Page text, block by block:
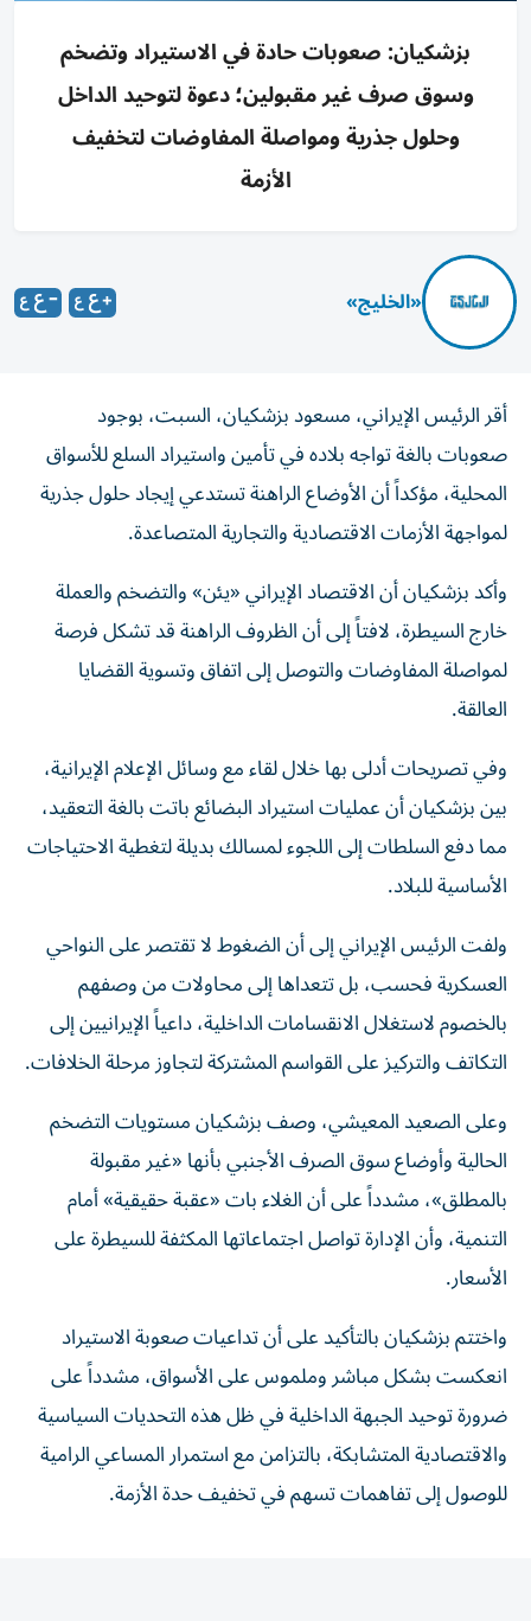
بزشكيان: صعوبات حادة في الاستيراد وتضخم
وسوق صرف غير مقبولين؛ دعوة لتوحيد الداخل
وحلول جذرية ومواصلة المفاوضات لتخفيف
الأزمة
«الخليج»
أقر الرئيس الإيراني، مسعود بزشكيان، السبت، بوجود
صعوبات بالغة تواجه بلاده في تأمين واستيراد السلع للأسواق
المحلية، مؤكداً أن الأوضاع الراهنة تستدعي إيجاد حلول جذرية
لمواجهة الأزمات الاقتصادية والتجارية المتصاعدة.
وأكد بزشكيان أن الاقتصاد الإيراني «يئن» والتضخم والعملة
خارج السيطرة، لافتاً إلى أن الظروف الراهنة قد تشكل فرصة
لمواصلة المفاوضات والتوصل إلى اتفاق وتسوية القضايا
العالقة.
وفي تصريحات أدلى بها خلال لقاء مع وسائل الإعلام الإيرانية،
بين بزشكيان أن عمليات استيراد البضائع باتت بالغة التعقيد،
مما دفع السلطات إلى اللجوء لمسالك بديلة لتغطية الاحتياجات
الأساسية للبلاد.
ولفت الرئيس الإيراني إلى أن الضغوط لا تقتصر على النواحي
العسكرية فحسب، بل تتعداها إلى محاولات من وصفهم
بالخصوم لاستغلال الانقسامات الداخلية، داعياً الإيرانيين إلى
التكاتف والتركيز على القواسم المشتركة لتجاوز مرحلة الخلافات.
وعلى الصعيد المعيشي، وصف بزشكيان مستويات التضخم
الحالية وأوضاع سوق الصرف الأجنبي بأنها «غير مقبولة
بالمطلق»، مشدداً على أن الغلاء بات «عقبة حقيقية» أمام
التنمية، وأن الإدارة تواصل اجتماعاتها المكثفة للسيطرة على
الأسعار.
واختتم بزشكيان بالتأكيد على أن تداعيات صعوبة الاستيراد
انعكست بشكل مباشر وملموس على الأسواق، مشدداً على
ضرورة توحيد الجبهة الداخلية في ظل هذه التحديات السياسية
والاقتصادية المتشابكة، بالتزامن مع استمرار المساعي الرامية
للوصول إلى تفاهمات تسهم في تخفيف حدة الأزمة.